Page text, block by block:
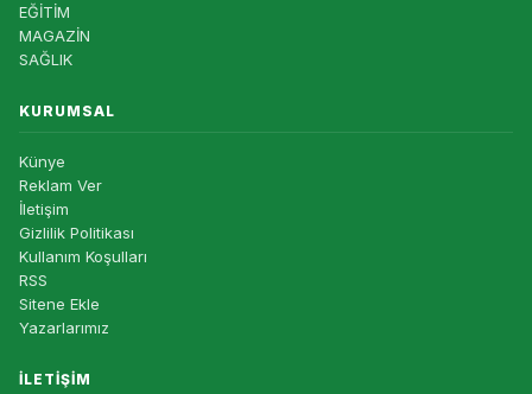
EĞİTİM
MAGAZİN
SAĞLIK
KURUMSAL
Künye
Reklam Ver
İletişim
Gizlilik Politikası
Kullanım Koşulları
RSS
Sitene Ekle
Yazarlarımız
İLETIŞIM